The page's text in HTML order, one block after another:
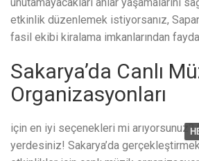
etkinlik düzenlemek istiyorsanız,
fasil ekibi kiralama imkanlarından
Sakarya’da Canlı
Organizasyonları
için en iyi seçenekleri mi arıyorsunuz?
yerdesiniz! Sakarya’da